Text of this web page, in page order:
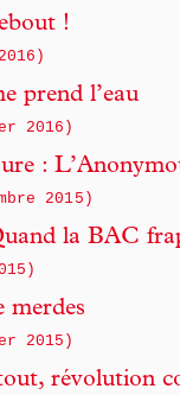
!
prend l’eau
2016)
:
2015)
la BAC
merdes
2015)
révolution